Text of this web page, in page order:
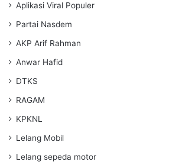
Aplikasi Viral Populer
Partai Nasdem
AKP Arif Rahman
Anwar Hafid
DTKS
RAGAM
KPKNL
Lelang Mobil
Lelang sepeda motor